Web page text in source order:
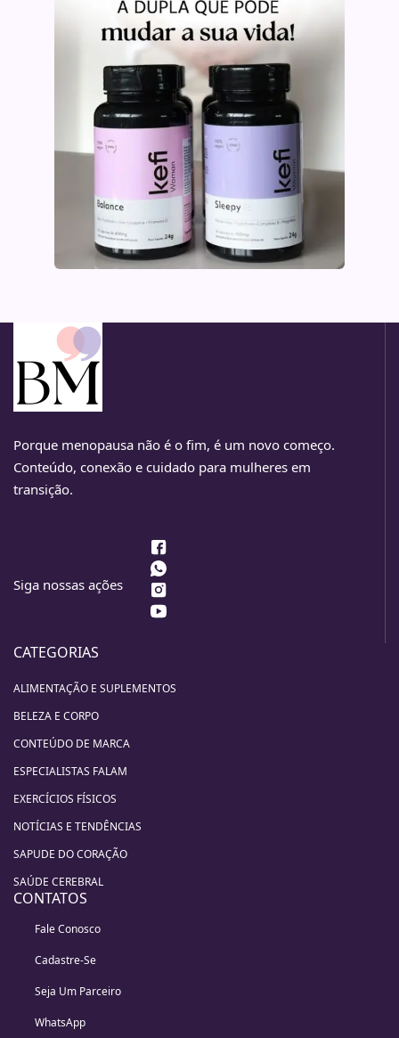
Porque menopausa não é o fim, é um novo começo.
Conteúdo, conexão e cuidado para mulheres em
transição.
Siga nossas ações
CATEGORIAS
ALIMENTAÇÃO E SUPLEMENTOS
BELEZA E CORPO
CONTEÚDO DE MARCA
ESPECIALISTAS FALAM
EXERCÍCIOS FÍSICOS
NOTÍCIAS E TENDÊNCIAS
SAPUDE DO CORAÇÃO
SAÚDE CEREBRAL
CONTATOS
Fale Conosco
Cadastre-Se
Seja Um Parceiro
WhatsApp